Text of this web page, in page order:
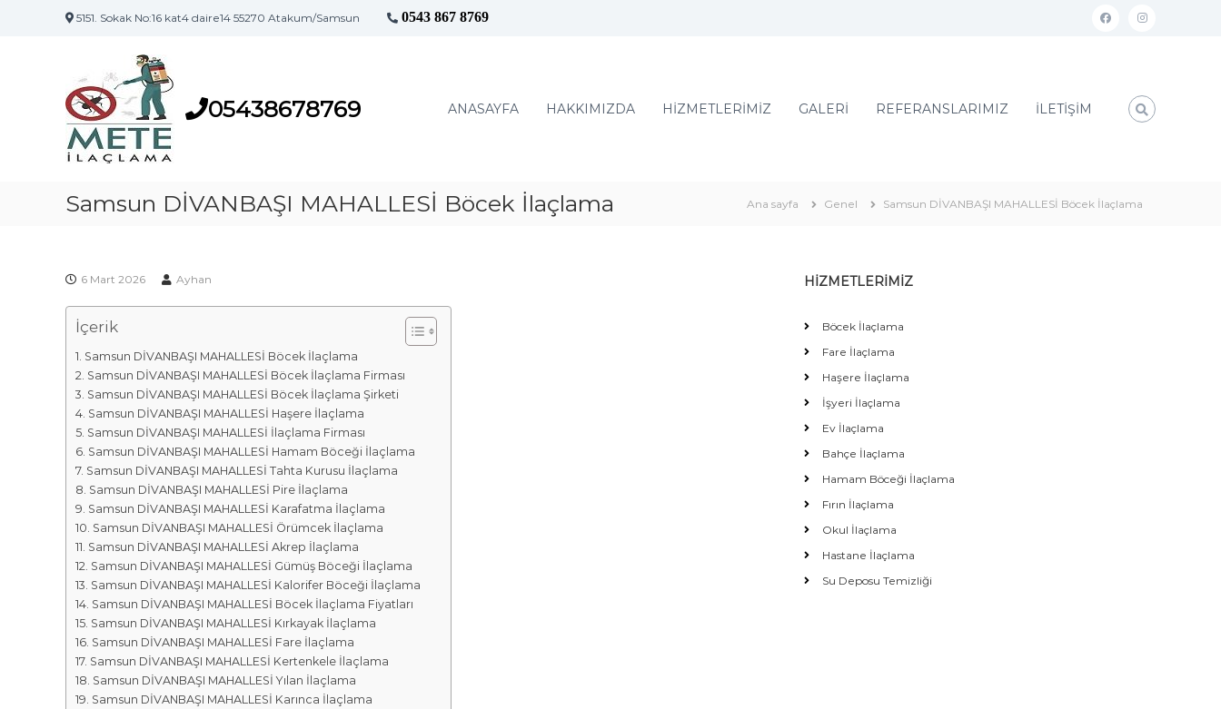
5151. Sokak No:16 kat4 daire14 55270 Atakum/Samsun 0543 867 8769
s
l
a
m
F
i
r
m
a
l
a
r
ı
u
n
İ
ç
a
a
M
a
r
k
a
s
ı
05438678769 ANASAYFA HAKKIMIZDA HİZMETLERİMİZ GALERİ REFERANSLARIMIZ İLETİŞİM
Samsun DİVANBAŞI MAHALLESİ Böcek İlaçlama Ana sayfa Genel Samsun DİVANBAŞI MAHALLESİ Böcek İlaçlama
6 Mart 2026 Ayhan
İçerik
Samsun DİVANBAŞI MAHALLESİ Böcek İlaçlama
Samsun DİVANBAŞI MAHALLESİ Böcek İlaçlama Firması
Samsun DİVANBAŞI MAHALLESİ Böcek İlaçlama Şirketi
Samsun DİVANBAŞI MAHALLESİ Haşere İlaçlama
Samsun DİVANBAŞI MAHALLESİ İlaçlama Firması
Samsun DİVANBAŞI MAHALLESİ Hamam Böceği İlaçlama
Samsun DİVANBAŞI MAHALLESİ Tahta Kurusu İlaçlama
Samsun DİVANBAŞI MAHALLESİ Pire İlaçlama
Samsun DİVANBAŞI MAHALLESİ Karafatma İlaçlama
Samsun DİVANBAŞI MAHALLESİ Örümcek İlaçlama
Samsun DİVANBAŞI MAHALLESİ Akrep İlaçlama
Samsun DİVANBAŞI MAHALLESİ Gümüş Böceği İlaçlama
Samsun DİVANBAŞI MAHALLESİ Kalorifer Böceği İlaçlama
Samsun DİVANBAŞI MAHALLESİ Böcek İlaçlama Fiyatları
Samsun DİVANBAŞI MAHALLESİ Kırkayak İlaçlama
Samsun DİVANBAŞI MAHALLESİ Fare İlaçlama
Samsun DİVANBAŞI MAHALLESİ Kertenkele İlaçlama
Samsun DİVANBAŞI MAHALLESİ Yılan İlaçlama
Samsun DİVANBAŞI MAHALLESİ Karınca İlaçlama
HİZMETLERİMİZ
Böcek İlaçlama
Fare İlaçlama
Haşere İlaçlama
İşyeri İlaçlama
Ev İlaçlama
Bahçe İlaçlama
Hamam Böceği İlaçlama
Fırın İlaçlama
Okul İlaçlama
Hastane İlaçlama
Su Deposu Temizliği